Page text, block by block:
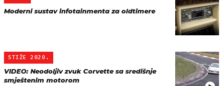
Moderni sustav infotainmenta za oldtimere
STIŽE 2020.
VIDEO: Neodoljiv zvuk Corvette sa središnje
smještenim motorom